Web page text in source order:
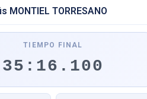
MONTIEL TORRESANO
TIEMPO FINAL
35:16.100